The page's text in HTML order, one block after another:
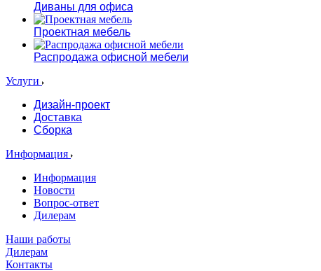
Диваны для офиса
Проектная мебель
Распродажа офисной мебели
Услуги
Дизайн-проект
Доставка
Сборка
Информация
Информация
Новости
Вопрос-ответ
Дилерам
Наши работы
Дилерам
Контакты